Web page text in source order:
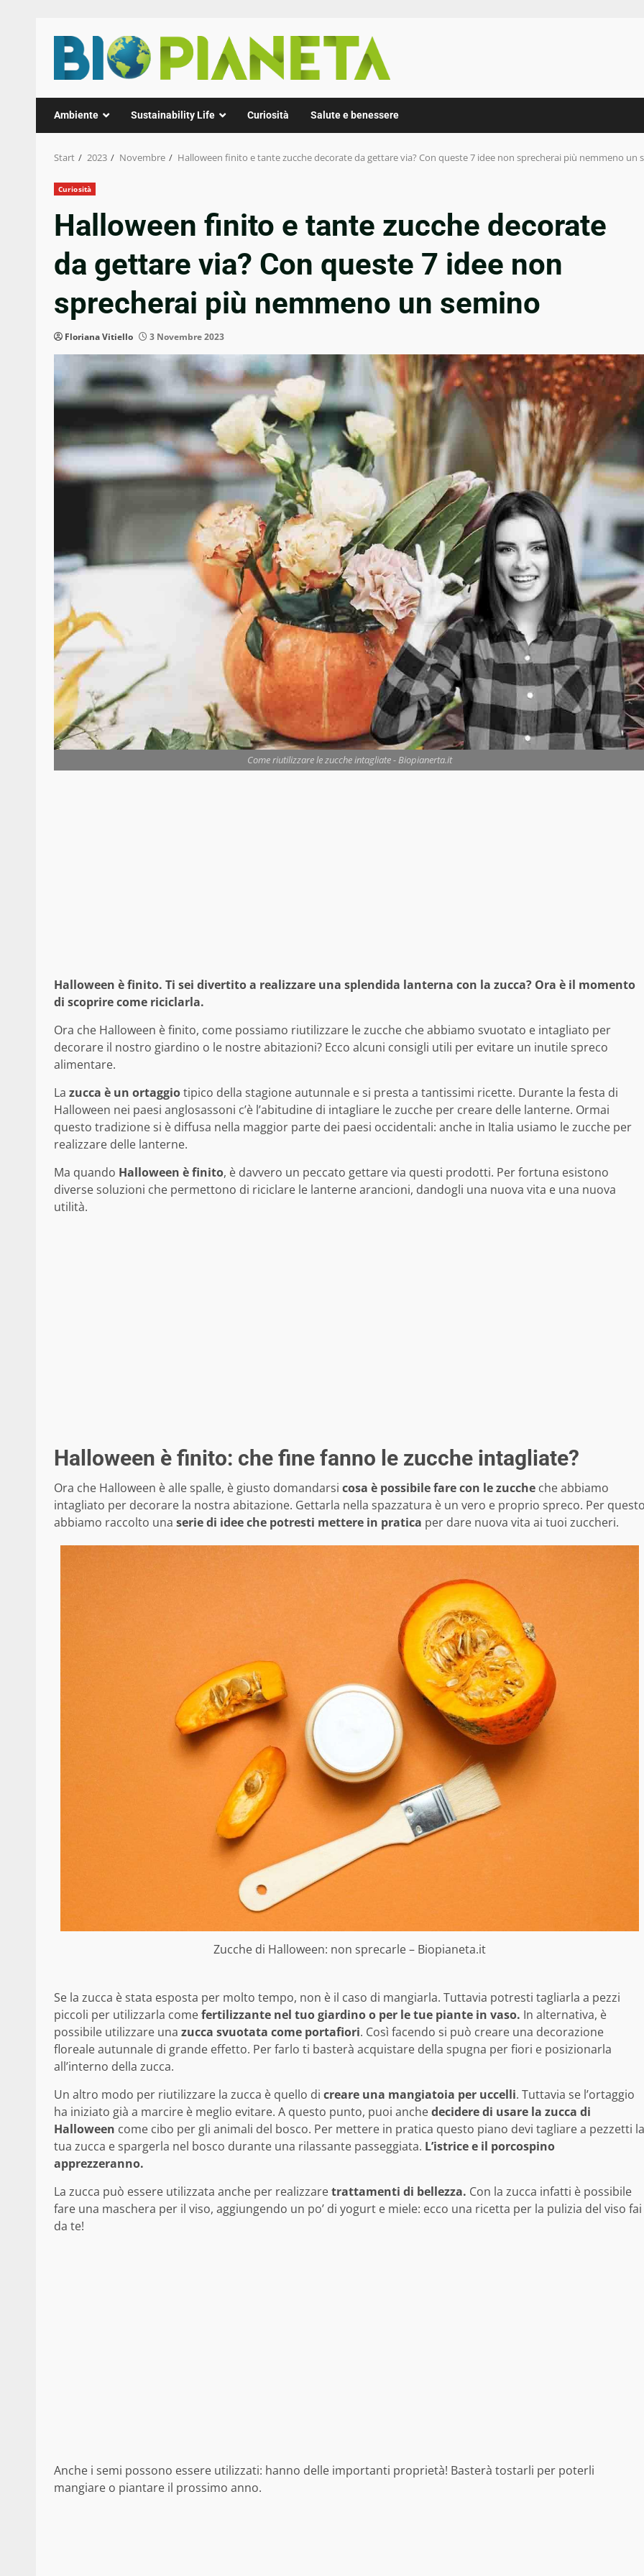
Inhalt
springen
Ambiente Sustainability Life Curiosità Salute e benessere
Start 2023 Novembre Halloween finito e tante zucche decorate da gettare via? Con queste 7 idee non sprecherai più nemmeno un
Curiosità
Halloween finito e tante zucche decorate
da gettare via? Con queste 7 idee non
sprecherai più nemmeno un semino
Floriana Vitiello 3 Novembre 2023
Come riutilizzare le zucche intagliate - Biopianerta.it
Halloween è finito. Ti sei divertito a realizzare una splendida lanterna con la zucca? Ora è il momento
di scoprire come riciclarla.
Ora che Halloween è finito, come possiamo riutilizzare le zucche che abbiamo svuotato e intagliato per
decorare il nostro giardino o le nostre abitazioni? Ecco alcuni consigli utili per evitare un inutile spreco
alimentare.
La zucca è un ortaggiotipico della stagione autunnale e si presta a tantissimi ricette. Durante la festa di
Halloween nei paesi anglosassoni c’è l’abitudine di intagliare le zucche per creare delle lanterne. Ormai
questo tradizione si è diffusa nella maggior parte dei paesi occidentali: anche in Italia usiamo le zucche per
realizzare delle lanterne.
Ma quando Halloween è finito, è davvero un peccato gettare via questi prodotti. Per fortuna esistono
diverse soluzioni che permettono di riciclare le lanterne arancioni, dandogli una nuova vita e una nuova
utilità.
Halloween è finito: che fine fanno le zucche intagliate?
Ora che Halloween è alle spalle, è giusto domandarsi cosa è possibile fare con le zucche che abbiamo
intagliato per decorare la nostra abitazione. Gettarla nella spazzatura è un vero e proprio spreco. Per
abbiamo raccolto una serie di idee che potresti mettere in pratica per dare nuova vita ai tuoi zuccheri.
Zucche di Halloween: non sprecarle – Biopianeta.it
Se la zucca è stata esposta per molto tempo, non è il caso di mangiarla. Tuttavia potresti tagliarla a pezzi
piccoli per utilizzarla comefertilizzante nel tuo giardino o per le tue piante in vaso. In alternativa, è
possibile utilizzare una zucca svuotata come portafiori. Così facendo si può creare una decorazione
floreale autunnale di grande effetto. Per farlo ti basterà acquistare della spugna per fiori e posizionarla
all’interno della zucca.
Un altro modo per riutilizzare la zucca è quello di creare una mangiatoia per uccelli. Tuttavia se l’ortaggio
ha iniziato già a marcire è meglio evitare. A questo punto, puoi anchedecidere di usare la zucca di
Halloween come cibo per gli animali del bosco. Per mettere in pratica questo piano devi tagliare a pezzetti la
tua zucca e spargerla nel bosco durante una rilassante passeggiata. L’istrice e il porcospino
apprezzeranno.
La zucca può essere utilizzata anche per realizzaretrattamenti di bellezza. Con la zucca infatti è possibile
fare una maschera per il viso, aggiungendo un po’ di yogurt e miele: ecco una ricetta per la pulizia del viso fai
da te!
Anche i semi possono essere utilizzati: hanno delle importanti proprietà! Basterà tostarli per poterli
mangiare o piantare il prossimo anno.